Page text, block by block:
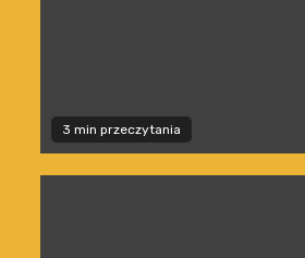
3 min przeczytania